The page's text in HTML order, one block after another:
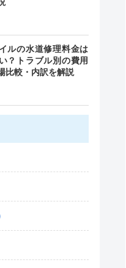
ルの水道修理料金は
？トラブル別の費用
比較・内訳を解説